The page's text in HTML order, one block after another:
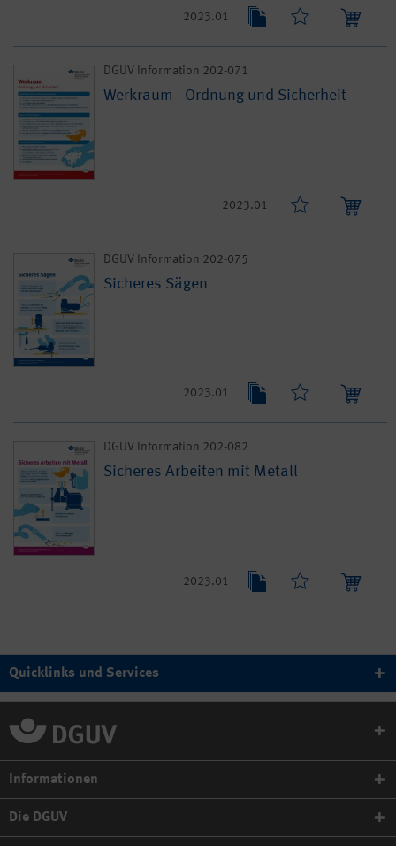
2023.01
DGUV Information 202-071
Werkraum - Ordnung und Sicherheit
2023.01
DGUV Information 202-075
Sicheres Sägen
2023.01
DGUV Information 202-082
Sicheres Arbeiten mit Metall
2023.01
Quicklinks und Services
Informationen
Die DGUV